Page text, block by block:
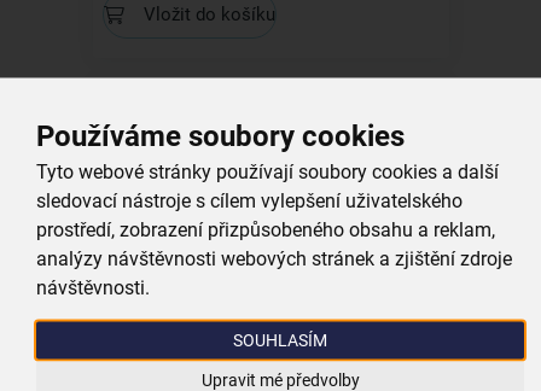
Používáme soubory cookies
Tyto webové stránky používají soubory cookies a další
sledovací nástroje s cílem vylepšení uživatelského
prostředí, zobrazení přizpůsobeného obsahu a reklam,
analýzy návštěvnosti webových stránek a zjištění zdroje
návštěvnosti.
SOUHLASÍM
Upravit mé předvolby
Vložit do košíku
Hrnek Duo Love SRDCE 0,38 l
skladem
Vložit do košíku